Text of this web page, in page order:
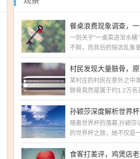
餐桌浪费现象调查，
一则关于“一桌菜进泔水
不鲜，而背后的探店乱象
村民发现大量骸骨，
某村庄的村民在意外之中
骸骨竟然是属于约1.2万
孙颖莎深度解析世界
随着世界杯的落幕,孙颖
的世界杯之旅，她不仅是
食客打差评，鸡煲店